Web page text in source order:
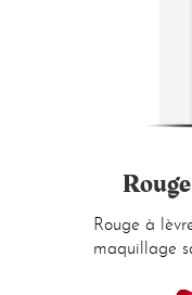
Rouge à
maquillage